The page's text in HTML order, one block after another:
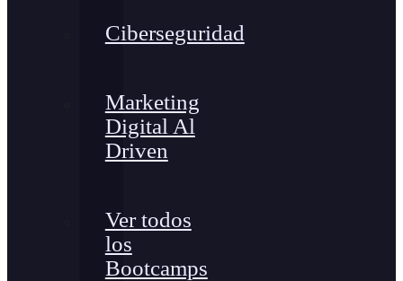
Ciberseguridad
Marketing
Digital Al
Driven
Ver todos
los
Bootcamps